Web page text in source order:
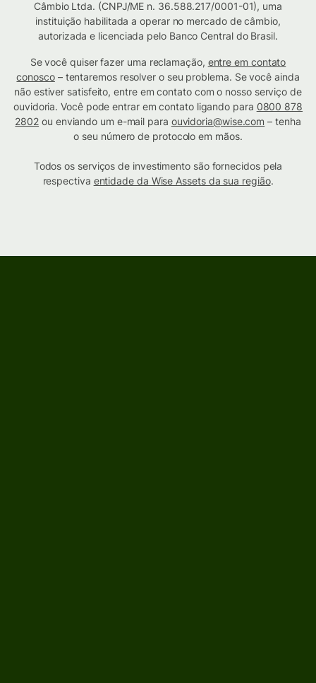
Câmbio Ltda. (CNPJ/ME n. 36.588.217/0001-01), uma
instituição habilitada a operar no mercado de câmbio,
autorizada e licenciada pelo Banco Central do Brasil.
Se você quiser fazer uma reclamação, entre em contato
conosco– tentaremos resolver o seu problema. Se você ainda
não estiver satisfeito, entre em contato com o nosso serviço de
ouvidoria. Você pode entrar em contato ligando para 0800 878
2802 ou enviando um e-mail para ouvidoria@wise.com – tenha
o seu número de protocolo em mãos.
Todos os serviços de investimento são fornecidos pela
respectiva entidade da Wise Assets da sua região.